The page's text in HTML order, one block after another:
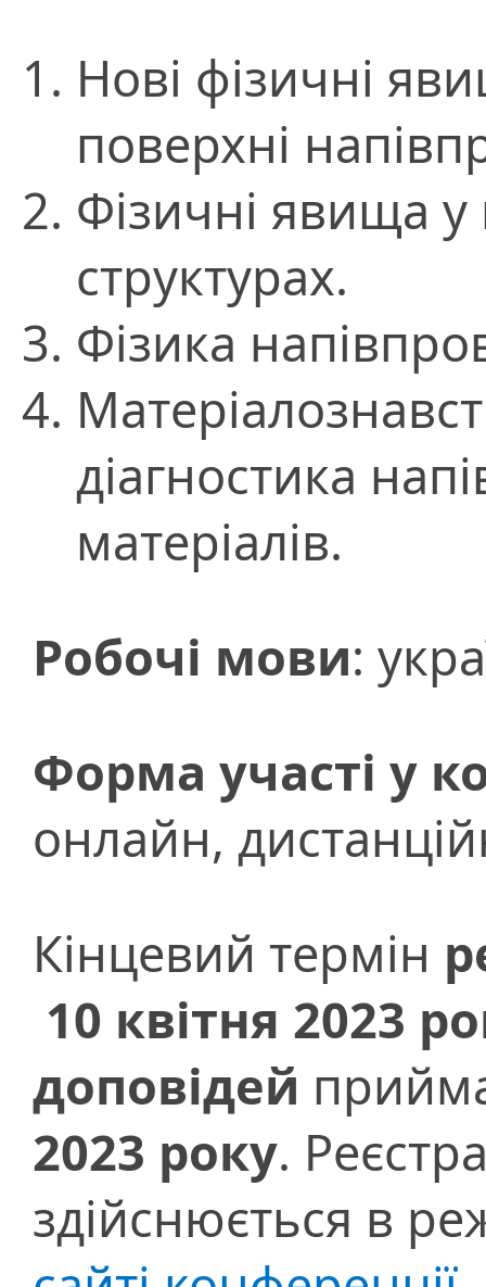
Нові фізичні
поверхні
Фізичні явища
структурах.
Фізика
діагностика
матеріалів.
Робочі мови:
Форма участі у
онлайн,
Кінцевий термін
10 квітня 2023
доповідей
2023 року.
здійснюється в